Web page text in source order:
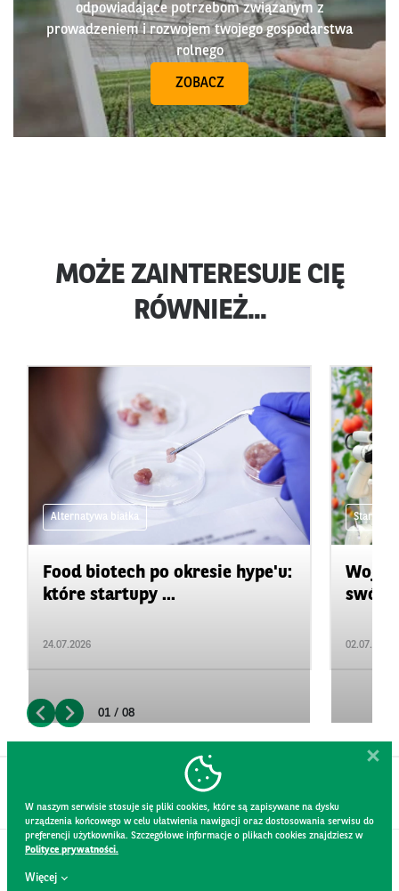
odpowiadające potrzebom związanym z
prowadzeniem i rozwojem twojego gospodarstwa
rolnego
ZOBACZ
MOŻE ZAINTERESUJE CIĘ
RÓWNIEŻ...
Alternatywa białka
Food biotech po okresie hype'u:
które startupy ...
24.07.2026
Start-upy
swój
02.07.2026
01 / 08
W naszym serwisie stosuje się pliki cookies, które są zapisywane na dysku
urządzenia końcowego w celu ułatwienia nawigacji oraz dostosowania serwisu do
preferencji użytkownika. Szczegółowe informacje o plikach cookies znajdziesz w
Polityce prywatności.
Więcej
KONTAKT
REGULAMIN STRONY